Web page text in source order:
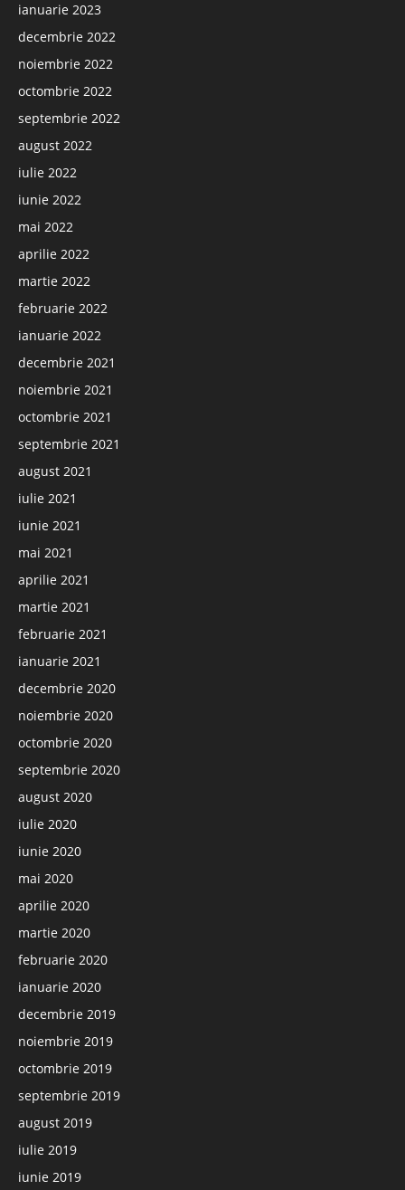
ianuarie 2023
decembrie 2022
noiembrie 2022
octombrie 2022
septembrie 2022
august 2022
iulie 2022
iunie 2022
mai 2022
aprilie 2022
martie 2022
februarie 2022
ianuarie 2022
decembrie 2021
noiembrie 2021
octombrie 2021
septembrie 2021
august 2021
iulie 2021
iunie 2021
mai 2021
aprilie 2021
martie 2021
februarie 2021
ianuarie 2021
decembrie 2020
noiembrie 2020
octombrie 2020
septembrie 2020
august 2020
iulie 2020
iunie 2020
mai 2020
aprilie 2020
martie 2020
februarie 2020
ianuarie 2020
decembrie 2019
noiembrie 2019
octombrie 2019
septembrie 2019
august 2019
iulie 2019
iunie 2019